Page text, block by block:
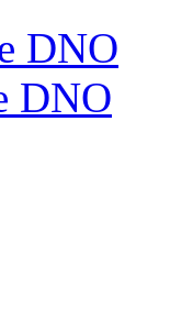
DNO
DNO